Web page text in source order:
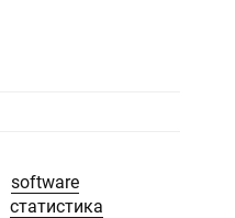
software
статистика